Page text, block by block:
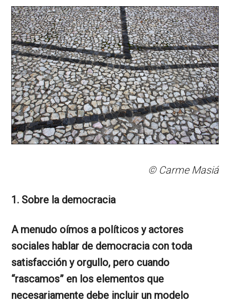
© Carme Masiá
1. Sobre la democracia
A menudo oímos a políticos y actores
sociales hablar de democracia con toda
satisfacción y orgullo, pero cuando
“rascamos” en los elementos que
necesariamente debe incluir un modelo